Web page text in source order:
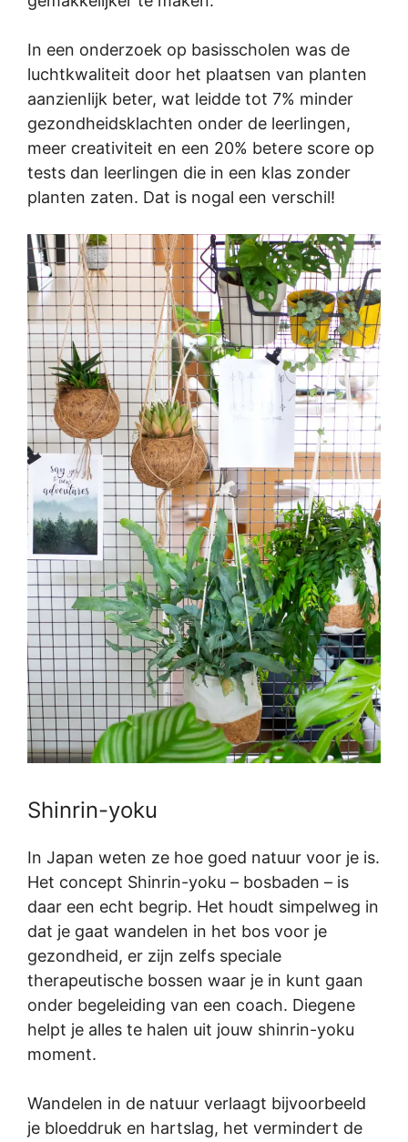
In een onderzoek op basisscholen was de
luchtkwaliteit door het plaatsen van planten
aanzienlijk beter, wat leidde tot 7% minder
gezondheidsklachten onder de leerlingen,
meer creativiteit en een 20% betere score op
tests dan leerlingen die in een klas zonder
planten zaten. Dat is nogal een verschil!
Shinrin-yoku
In Japan weten ze hoe goed natuur voor je is.
Het concept Shinrin-yoku – bosbaden – is
daar een echt begrip. Het houdt simpelweg in
dat je gaat wandelen in het bos voor je
gezondheid, er zijn zelfs speciale
therapeutische bossen waar je in kunt gaan
onder begeleiding van een coach. Diegene
helpt je alles te halen uit jouw shinrin-yoku
moment.
Wandelen in de natuur verlaagt bijvoorbeeld
je bloeddruk en hartslag, het vermindert de